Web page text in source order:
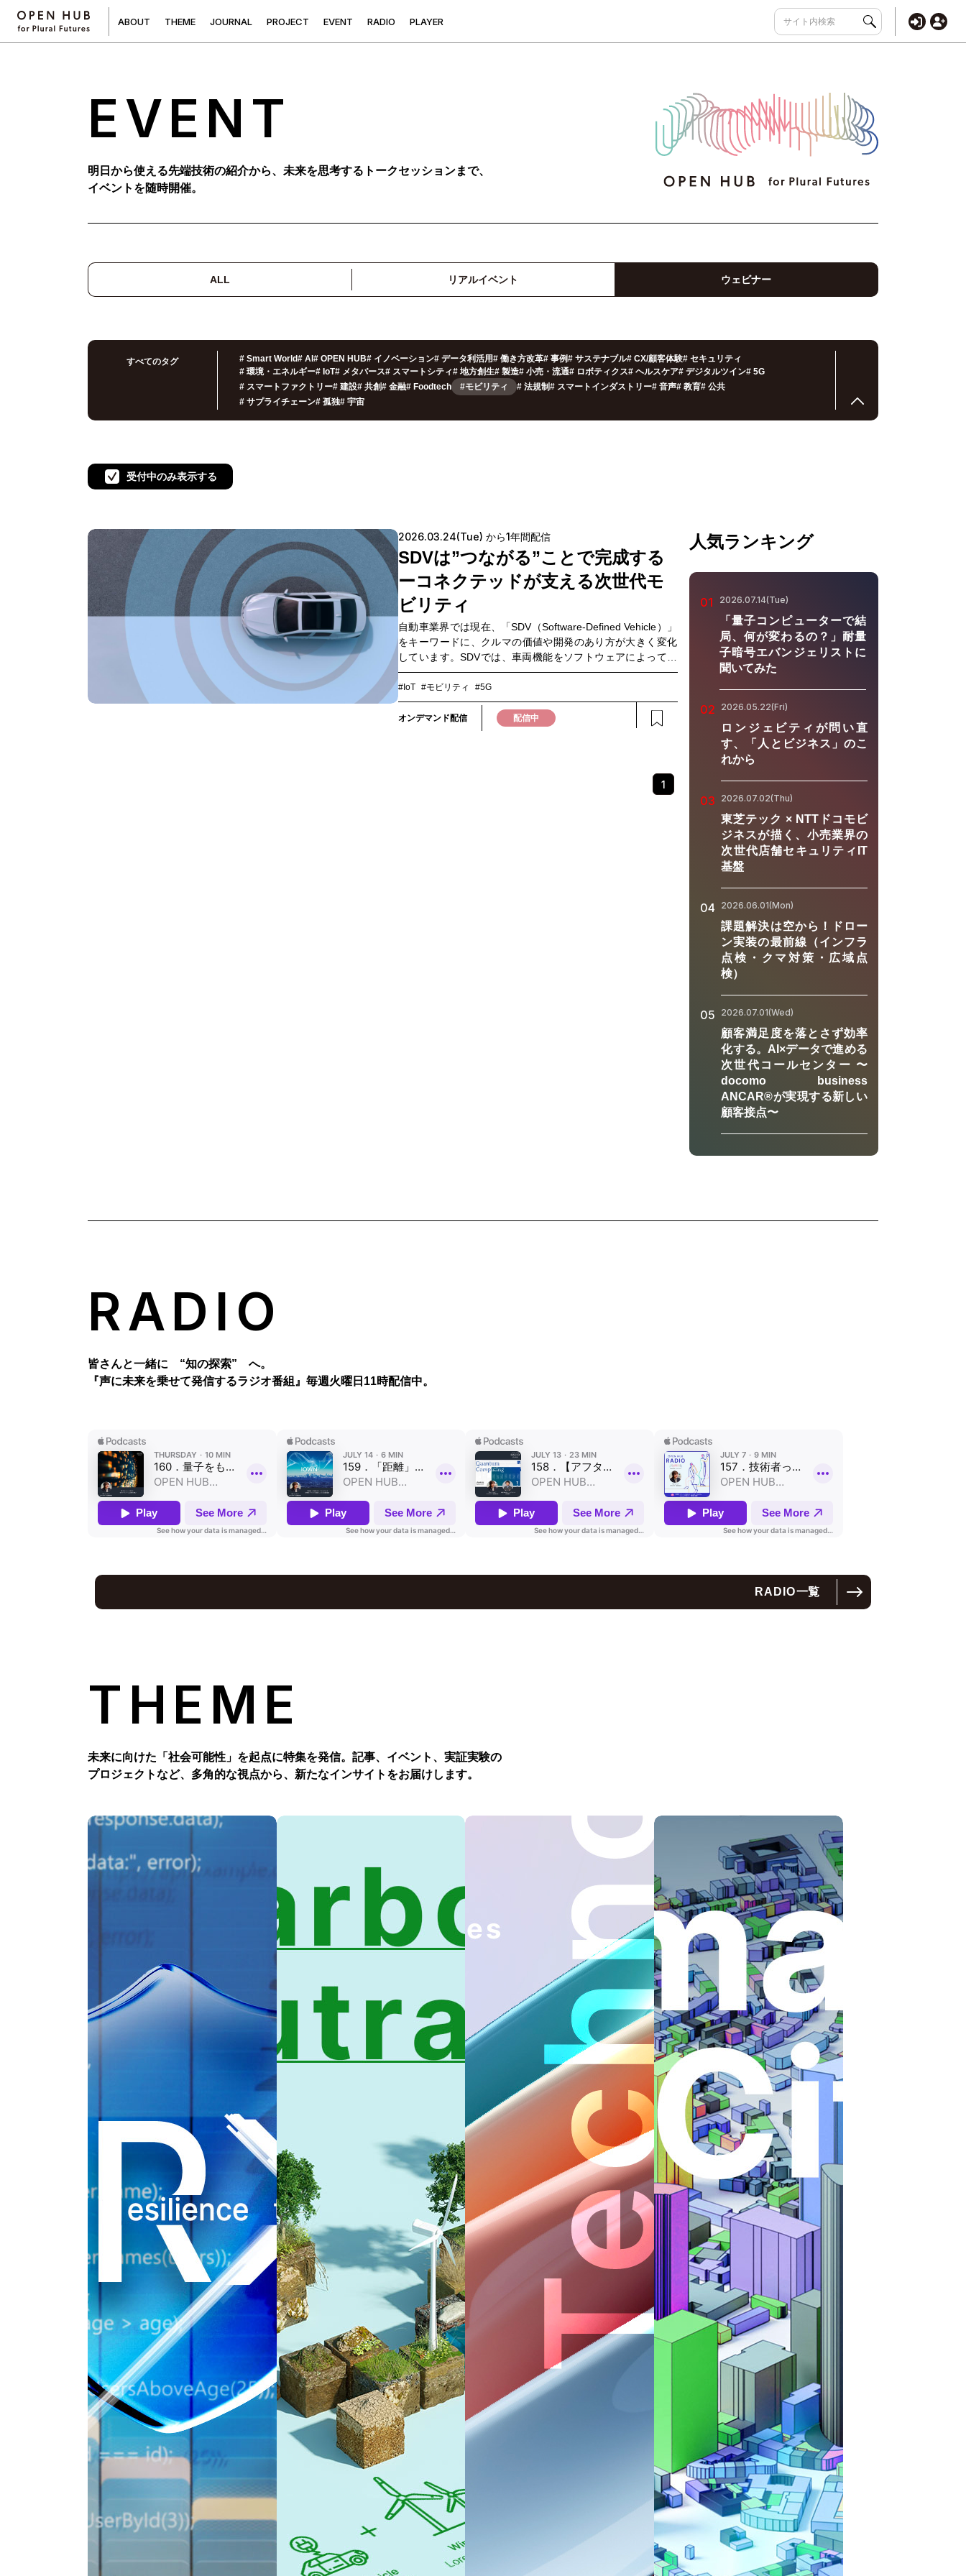
ABOUT THEME JOURNAL PROJECT EVENT RADIO PLAYER
EVENT
明日から使える先端技術の紹介から、未来を思考するトークセッションまで、
イベントを随時開催。
ALL リアルイベント ウェビナー
すべてのタグ # Smart World# AI # OPEN HUB# イノベーション# データ利活用# 働き方改革# 事例# サステナブル# CX/顧客体験# セキュリティ
# 環境・エネルギー# IoT# メタバース# スマートシティ# 地方創生# 製造# 小売・流通# ロボティクス# ヘルスケア# デジタルツイン# 5G
# スマートファクトリー# 建設# 共創# 金融# Foodtech #モビリティ # 法規制# スマートインダストリー# 音声# 教育# 公共
# サプライチェーン# 孤独# 宇宙
受付中のみ表示する
2026.03.24(Tue) から1年間配信
SDVは”つながる”ことで完成する
ーコネクテッドが支える次世代モ
ビリティ
自動車業界では現在、「SDV（Software-Defined Vehicle）」
をキーワードに、クルマの価値や開発のあり方が大きく変化
しています。SDVでは、車両機能をソフトウェアによって継
続的に進化させることが前提となり、OTAアップデートやリ
アルタイムデータ活用などを通じて、車両の価値を「運用し
ながら高めていくモデル」へと移行しています。その中で重
要となるのが、車両・クラウド・データを常時つなぐ「コネ
クティビティ」です。SDVは車載ソフトウェアやE/Eアーキテ
って初めて価値を発揮します。本ウェビナーでは、SDV時代
において求められるコネクティビティの役割と、グローバル
#IoT #モビリティ #5G
オンデマンド配信 配信中
1
人気ランキング
01 2026.07.14(Tue)
「量子コンピューターで結
局、何が変わるの？」耐量
子暗号エバンジェリストに
聞いてみた
02 2026.05.22(Fri)
ロンジェビティが問い直
す、「人とビジネス」のこ
れから
03 2026.07.02(Thu)
東芝テック × NTTドコモビ
ジネスが描く、小売業界の
次世代店舗セキュリティIT
基盤
04 2026.06.01(Mon)
課題解決は空から！ドロー
ン実装の最前線（インフラ
点検・クマ対策・広域点
検）
05 2026.07.01(Wed)
顧客満足度を落とさず効率
化する。AI×データで進める
次世代コールセンター 〜
docomo business
ANCAR®が実現する新しい
顧客接点〜
RADIO
皆さんと一緒に “知の探索” へ。
『声に未来を乗せて発信するラジオ番組』 毎週火曜日11時配信中。
RADIO一覧
THEME
未来に向けた「社会可能性」を起点に特集を発信。記事、イベント、実証実験の
プロジェクトなど、多角的な視点から、新たなインサイトをお届けします。